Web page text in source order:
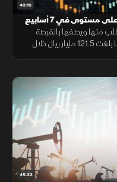
43:16
مستوى في 7 أسابيع
منها ويصفها بالفرصة
الأخيرة. وفي السعودية، سجلت أرامكو أرباحا بلغت 121.5 مليار ريال خلال
45:33